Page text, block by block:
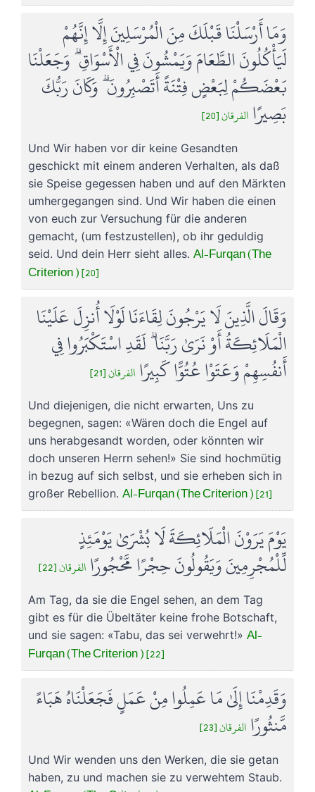
وَمَا أَرْسَلْنَا قَبْلَكَ مِنَ الْمُرْسَلِينَ إِلَّا إِنَّهُمْ
لَيَأْكُلُونَ الطَّعَامَ وَيَمْشُونَ فِي الْأَسْوَاقِ ۗ وَجَعَلْنَا
بَعْضَكُمْ لِبَعْضٍ فِتْنَةً أَتَصْبِرُونَ ۗ وَكَانَ رَبُّكَ
بَصِيرًا الفرقان [20]
Und Wir haben vor dir keine Gesandten
geschickt mit einem anderen Verhalten, als daß
sie Speise gegessen haben und auf den Märkten
umhergegangen sind. Und Wir haben die einen
von euch zur Versuchung für die anderen
gemacht, (um festzustellen), ob ihr geduldig
seid. Und dein Herr sieht alles. Al-Furqan (The
Criterion ) [20]
وَقَالَ الَّذِينَ لَا يَرْجُونَ لِقَاءَنَا لَوْلَا أُنزِلَ عَلَيْنَا
الْمَلَائِكَةُ أَوْ نَرَىٰ رَبَّنَا ۗ لَقَدِ اسْتَكْبَرُوا فِي
أَنفُسِهِمْ وَعَتَوْا عُتُوًّا كَبِيرًا الفرقان [21]
Und diejenigen, die nicht erwarten, Uns zu
begegnen, sagen: «Wären doch die Engel auf
uns herabgesandt worden, oder könnten wir
doch unseren Herrn sehen!» Sie sind hochmütig
in bezug auf sich selbst, und sie erheben sich in
großer Rebellion. Al-Furqan (The Criterion ) [21]
يَوْمَ يَرَوْنَ الْمَلَائِكَةَ لَا بُشْرَىٰ يَوْمَئِذٍ
لِّلْمُجْرِمِينَ وَيَقُولُونَ حِجْرًا مَّحْجُورًا الفرقان [22]
Am Tag, da sie die Engel sehen, an dem Tag
gibt es für die Übeltäter keine frohe Botschaft,
und sie sagen: «Tabu, das sei verwehrt!» Al-
Furqan (The Criterion ) [22]
وَقَدِمْنَا إِلَىٰ مَا عَمِلُوا مِنْ عَمَلٍ فَجَعَلْنَاهُ هَبَاءً
مَّنثُورًا الفرقان [23]
Und Wir wenden uns den Werken, die sie getan
haben, zu und machen sie zu verwehtem Staub.